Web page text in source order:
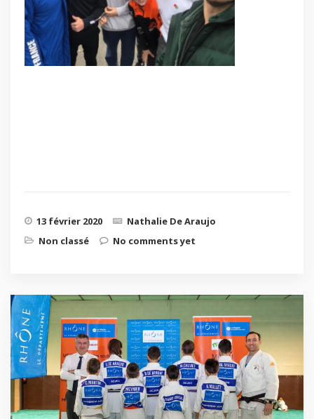
13 février 2020
Nathalie De Araujo
Non classé
No comments yet